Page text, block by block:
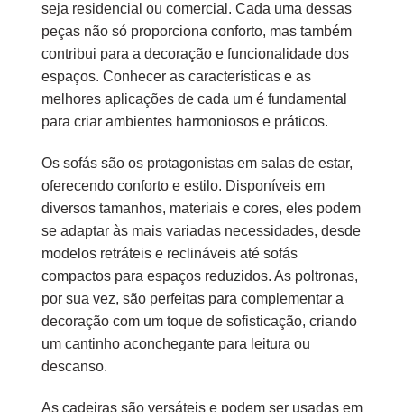
seja residencial ou comercial. Cada uma dessas
peças não só proporciona conforto, mas também
contribui para a decoração e funcionalidade dos
espaços. Conhecer as características e as
melhores aplicações de cada um é fundamental
para criar ambientes harmoniosos e práticos.
Os sofás são os protagonistas em salas de estar,
oferecendo conforto e estilo. Disponíveis em
diversos tamanhos, materiais e cores, eles podem
se adaptar às mais variadas necessidades, desde
modelos retráteis e reclináveis até sofás
compactos para espaços reduzidos. As poltronas,
por sua vez, são perfeitas para complementar a
decoração com um toque de sofisticação, criando
um cantinho aconchegante para leitura ou
descanso.
As cadeiras são versáteis e podem ser usadas em